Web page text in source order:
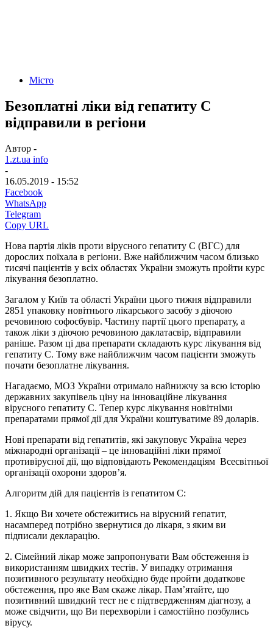
Місто
Безоплатні ліки від гепатиту С
відправили в регіони
Автор -
1.zt.ua info
-
16.05.2019 - 15:52
Facebook
WhatsApp
Telegram
Copy URL
Нова партія ліків проти вірусного гепатиту С (ВГС) для
дорослих поїхала в регіони. Вже найближчим часом близько
тисячі пацієнтів у всіх областях України зможуть пройти курс
лікування безоплатно.
Загалом у Київ та області України цього тижня відправили
2851 упаковку новітнього лікарського засобу з діючою
речовиною софосбувір. Частину партії цього препарату, а
також ліки з діючою речовиною даклатасвір, відправили
раніше. Разом ці два препарати складають курс лікування від
гепатиту С. Тому вже найближчим часом пацієнти зможуть
почати безоплатне лікування.
Нагадаємо, МОЗ України отримало найнижчу за всю історію
державних закупівель ціну на інноваційне лікування
вірусного гепатиту С. Тепер курс лікування новітніми
препаратами прямої дії для України коштуватиме 89 доларів.
Нові препарати від гепатитів, які закуповує Україна через
міжнародні організації – це інноваційні ліки прямої
противірусної дії, що відповідають Рекомендаціям Всесвітньої
організації охорони здоров’я.
Алгоритм дій для пацієнтів із гепатитом С:
1. Якщо Ви хочете обстежитись на вірусний гепатит,
насамперед потрібно звернутися до лікаря, з яким ви
підписали декларацію.
2. Сімейний лікар може запропонувати Вам обстеження із
використанням швидких тестів. У випадку отримання
позитивного результату необхідно буде пройти додаткове
обстеження, про яке Вам скаже лікар. Пам’ятайте, що
позитивний швидкий тест не є підтвердженням діагнозу, а
може свідчити, що Ви перехворіли і самостійно позбулись
вірусу.